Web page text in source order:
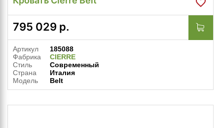
795 029 р.
Артикул
185088
Фабрика
CIERRE
Стиль
Современный
Страна
Италия
Модель
Belt